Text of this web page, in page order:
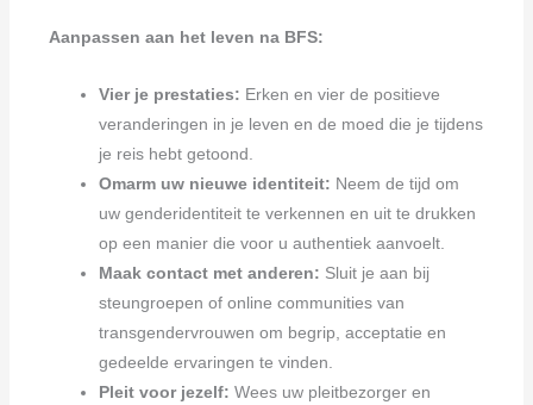
Aanpassen aan het leven na BFS:
Vier je prestaties: Erken en vier de positieve
veranderingen in je leven en de moed die je tijdens
je reis hebt getoond.
Omarm uw nieuwe identiteit: Neem de tijd om
uw genderidentiteit te verkennen en uit te drukken
op een manier die voor u authentiek aanvoelt.
Maak contact met anderen: Sluit je aan bij
steungroepen of online communities van
transgendervrouwen om begrip, acceptatie en
gedeelde ervaringen te vinden.
Pleit voor jezelf: Wees uw pleitbezorger en